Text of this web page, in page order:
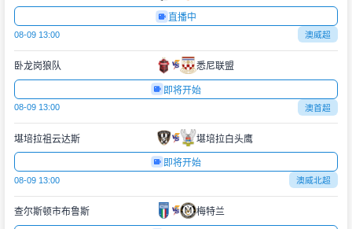
直播中
08-09 13:00 澳威超
卧龙岗狼队 悉尼联盟
即将开始
08-09 13:00 澳首超
堪培拉祖云达斯 堪培拉白头鹰
即将开始
08-09 13:00 澳威北超
查尔斯顿市布鲁斯 梅特兰